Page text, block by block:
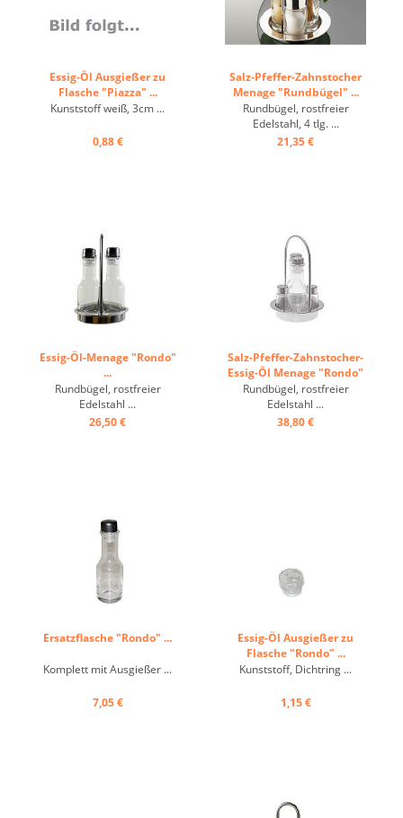
Essig-Öl Ausgießer zu
Flasche "Piazza" ...
Kunststoff weiß, 3cm ...
0,88 €
Salz-Pfeffer-Zahnstocher
Menage "Rundbügel" ...
Rundbügel, rostfreier
Edelstahl, 4 tlg. ...
21,35 €
Essig-Öl-Menage "Rondo"
...
Rundbügel, rostfreier
Edelstahl ...
26,50 €
Salz-Pfeffer-Zahnstocher-
Essig-Öl Menage "Rondo"
...
Rundbügel, rostfreier
Edelstahl ...
38,80 €
Ersatzflasche "Rondo" ...
Komplett mit Ausgießer ...
7,05 €
Essig-Öl Ausgießer zu
Flasche "Rondo" ...
Kunststoff, Dichtring ...
1,15 €